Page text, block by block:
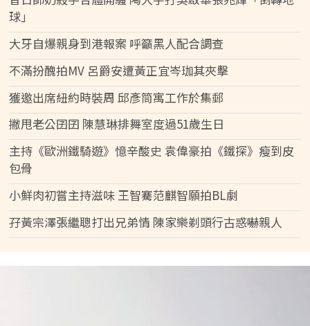
球」
大牙自爆親身到港報案 呼籲黑人配合調查
不滿扮醜拍MV 呂爵安遭黃正宜岑珈其夾擊
獲邀出席紐約時裝周 邱彥筒寓工作於集郵
撇甩老公囝囝 陳慧琳排舞室度過51歲生日
主持《歐洲鐵騎遊》憶辛酸史 袁偉豪拍《鐵探》瘦到皮
包骨
小鮮肉初嘗主持滋味 王智騫范麒智願拍BL劇
孖黃宗澤張繼聰打出兄弟情 陳家樂剃頭行古惑嚇親人